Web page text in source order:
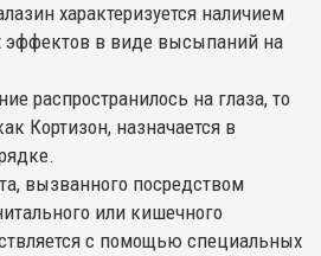
характеризуется наличием
эффектов в виде высыпаний на
распространилось на глаза, то
Кортизон, назначается в
вызванного посредством
или кишечного
с помощью специальных